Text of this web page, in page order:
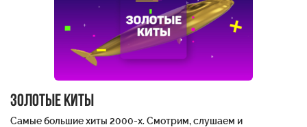
Золотые киты
Самые большие хиты 2000-х. Смотрим, слушаем и